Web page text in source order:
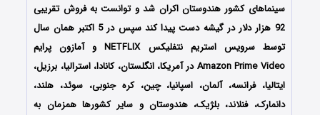
سینماهای کشور هندوستان اکران شد و توانست به فروش تقریبی
92 هزار دلار در گیشه دست پیدا کند سپس در 5 اکتبر همان سال
توسط سرویس استریم نتفلیکس NETFLIX و آمازون پرایم
Amazon Prime Video در آمریکا، انگلستان، کانادا، استرالیا، برزیل،
ایتالیا، فرانسه، آلمان، اسپانیا، چین، کره جنوبی، سوئد، هلند،
دانمارک، فنلاند، بلژیک، هندوستان و سایر کشورها همزمان به